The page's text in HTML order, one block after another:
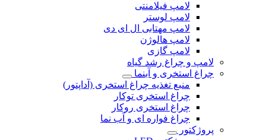
لامپ فیلامنتی
لامپ لوستر
لامپ مهتابی ال ای دی
لامپ هالوژن
لامپ گازی
لامپ و چراغ رشد گیاه
چراغ استخری و آبنما
منبع تغذیه چراغ استخری (آداپتور)
چراغ استخری توکار
چراغ استخری روکار
چراغ فواره ای و آب نما
پروژکتور